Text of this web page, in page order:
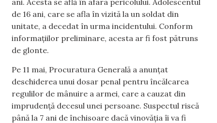
ani. Acesta se află în afara pericolului. Adolescentul
de 16 ani, care se afla în vizită la un soldat din
unitate, a decedat în urma incidentului. Conform
informațiilor preliminare, acesta ar fi fost pătruns
de glonte.
Pe 11 mai, Procuratura Generală a anunțat
deschiderea unui dosar penal pentru încălcarea
regulilor de mânuire a armei, care a cauzat din
imprudență decesul unei persoane. Suspectul riscă
până la 7 ani de închisoare dacă vinovăția îi va fi